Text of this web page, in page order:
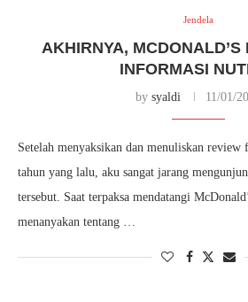
Jendela
AKHIRNYA,
INFORMASI
by syaldi 11/01/
Setelah menyaksikan dan menuliskan review
tahun yang lalu, aku sangat jarang
tersebut. Saat terpaksa mendatangi
menanyakan tentang …